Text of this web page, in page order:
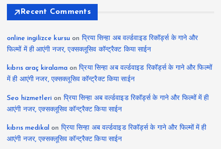
Recent Comments
online ingilizce kursu on प्रिया सिन्हा अब वर्ल्डवाइड रिकॉर्ड्स के गाने और
फिल्मों में ही आएंगी नजर, एक्सक्लूसिव कॉन्ट्रैक्ट किया साईन
kıbrıs araç kiralamaonप्रिया सिन्हा अब वर्ल्डवाइड रिकॉर्ड्स के गाने और फिल्मों
में ही आएंगी नजर, एक्सक्लूसिव कॉन्ट्रैक्ट किया साईन
Seo hizmetleri on प्रिया सिन्हा अब वर्ल्डवाइड रिकॉर्ड्स के गाने और फिल्मों में ही
आएंगी नजर, एक्सक्लूसिव कॉन्ट्रैक्ट किया साईन
kıbrıs medikal on प्रिया सिन्हा अब वर्ल्डवाइड रिकॉर्ड्स के गाने और फिल्मों में ही
आएंगी नजर, एक्सक्लूसिव कॉन्ट्रैक्ट किया साईन